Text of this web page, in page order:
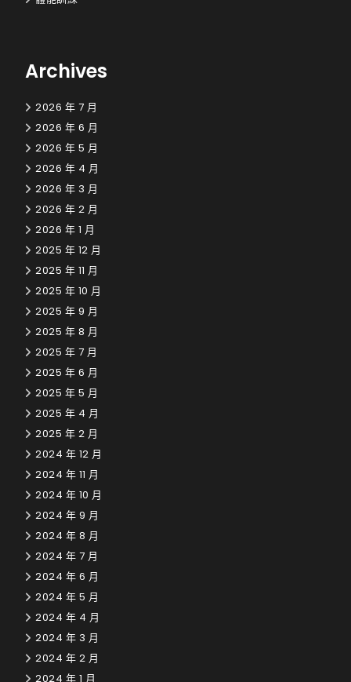
Archives
2026 年 7 月
2026 年 6 月
2026 年 5 月
2026 年 4 月
2026 年 3 月
2026 年 2 月
2026 年 1 月
2025 年 12 月
2025 年 11 月
2025 年 10 月
2025 年 9 月
2025 年 8 月
2025 年 7 月
2025 年 6 月
2025 年 5 月
2025 年 4 月
2025 年 2 月
2024 年 12 月
2024 年 11 月
2024 年 10 月
2024 年 9 月
2024 年 8 月
2024 年 7 月
2024 年 6 月
2024 年 5 月
2024 年 4 月
2024 年 3 月
2024 年 2 月
2024 年 1 月